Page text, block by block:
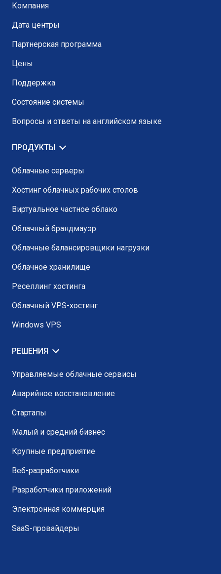
Компания
Дата центры
Партнерская программа
Цены
Поддержка
Состояние системы
Вопросы и ответы на английском языке
ПРОДУКТЫ
Облачные серверы
Хостинг облачных рабочих столов
Виртуальное частное облако
Облачный брандмауэр
Облачные балансировщики нагрузки
Облачное хранилище
Реселлинг хостинга
Облачный VPS-хостинг
Windows VPS
РЕШЕНИЯ
Управляемые облачные сервисы
Аварийное восстановление
Стартапы
Малый и средний бизнес
Крупные предприятие
Веб-разработчики
Разработчики приложений
Электронная коммерция
SaaS-провайдеры